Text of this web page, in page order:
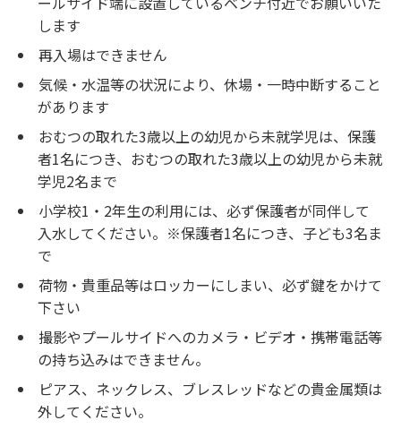
します
再入場はできません
気候・水温等の状況により、休場・一時中断すること
があります
おむつの取れた3歳以上の幼児から未就学児は、保護
者1名につき、おむつの取れた3歳以上の幼児から未就
学児2名まで
小学校1・2年生の利用には、必ず保護者が同伴して
入水してください。※保護者1名につき、子ども3名ま
で
荷物・貴重品等はロッカーにしまい、必ず鍵をかけて
下さい
撮影やプールサイドへのカメラ・ビデオ・携帯電話等
の持ち込みはできません。
ピアス、ネックレス、ブレスレッドなどの貴金属類は
外してください。